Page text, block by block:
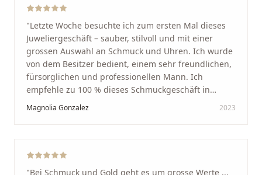
Arbeit und seine Kunden wirklich am Herzen liegen.
Service und echte Herzlichkeit schätzt, ist hier genau
richtig."
"Letzte Woche besuchte ich zum ersten Mal dieses
Juweliergeschäft – sauber, stilvoll und mit einer
grossen Auswahl an Schmuck und Uhren. Ich wurde
von dem Besitzer bedient, einem sehr freundlichen,
fürsorglichen und professionellen Mann. Ich
empfehle zu 100 % dieses Schmuckgeschäft in
Schaffhausen. Ich selbst war sehr zufrieden und
glücklich mit der Behandlung. Ich danke Ihnen – ich
Magnolia Gonzalez 2023
"Bei Schmuck und Gold geht es um grosse Werte ...